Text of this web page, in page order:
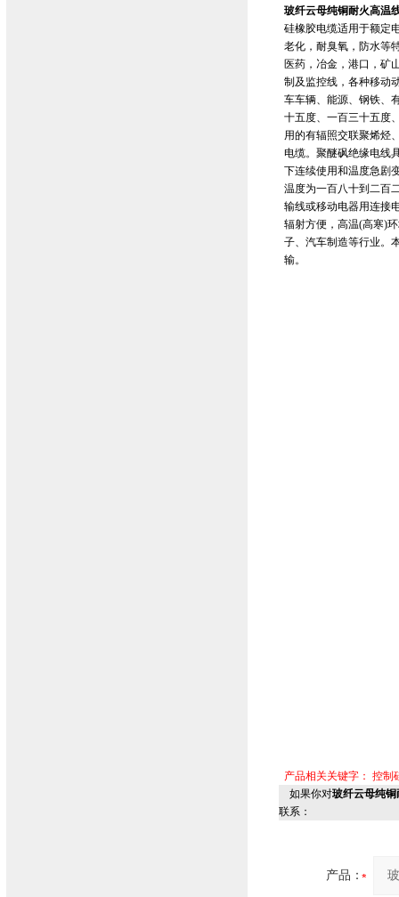
玻纤云母纯铜耐火高温
硅橡胶电缆适用于额定
老化，耐臭氧，防水等
医药，冶金，港口，矿
制及监控线，各种移动
车车辆、能源、钢铁、
十五度、一百三十五度
用的有辐照交联聚烯烃
电缆。聚醚砜绝缘电线
下连续使用和温度急剧
温度为一百八十到二百
输线或移动电器用连接
辐射方便，高温(高寒)
子、汽车制造等行业。
输。
产品相关关键字： 控制
如果你对玻纤云母纯铜
联系：
产品：